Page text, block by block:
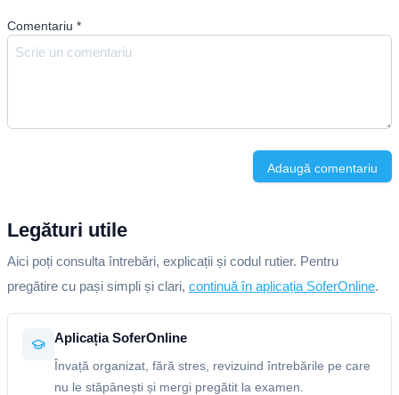
Comentariu *
Adaugă comentariu
Legături utile
Aici poți consulta întrebări, explicații și codul rutier. Pentru
pregătire cu pași simpli și clari, continuă în aplicația SoferOnline.
Aplicația SoferOnline
Învață organizat, fără stres, revizuind întrebările pe care
nu le stăpânești și mergi pregătit la examen.